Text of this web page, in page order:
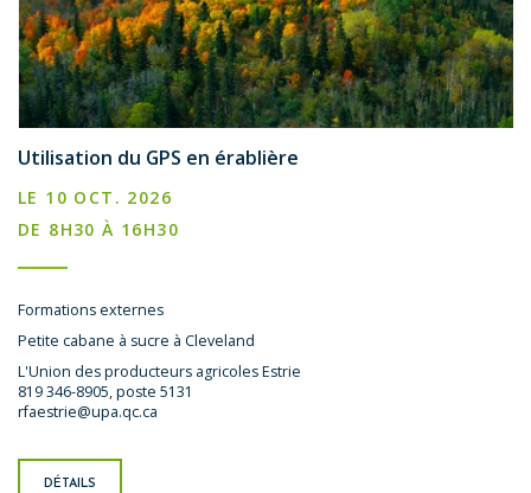
Utilisation du GPS en érablière
LE 10 OCT. 2026
DE 8H30 À 16H30
Formations externes
Petite cabane à sucre à Cleveland
L'Union des producteurs agricoles Estrie
819 346-8905, poste 5131
rfaestrie@upa.qc.ca
DÉTAILS